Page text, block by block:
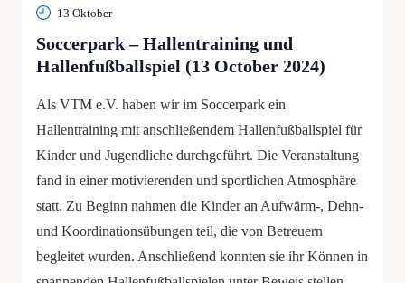
Soccerpark – Hallentraining und
Hallenfußballspiel (13 October 2024)
13 Oktober
Als VTM e.V. haben wir im Soccerpark ein
Hallentraining mit anschließendem Hallenfußballspiel für
Kinder und Jugendliche durchgeführt. Die Veranstaltung
fand in einer motivierenden und sportlichen Atmosphäre
statt. Zu Beginn nahmen die Kinder an Aufwärm-, Dehn-
und Koordinationsübungen teil, die von Betreuern
begleitet wurden. Anschließend konnten sie ihr Können in